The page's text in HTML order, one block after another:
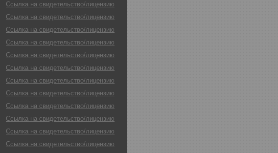
Ссылка на свидетельство/лицензию
Ссылка на свидетельство/лицензию
Ссылка на свидетельство/лицензию
Ссылка на свидетельство/лицензию
Ссылка на свидетельство/лицензию
Ссылка на свидетельство/лицензию
Ссылка на свидетельство/лицензию
Ссылка на свидетельство/лицензию
Ссылка на свидетельство/лицензию
Ссылка на свидетельство/лицензию
Ссылка на свидетельство/лицензию
Ссылка на свидетельство/лицензию